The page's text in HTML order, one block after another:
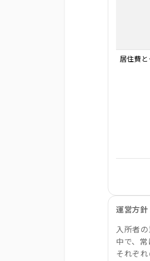
居住費
運営方針
入所者
中で、
それぞ